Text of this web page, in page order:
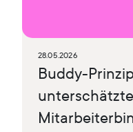
28.05.2026
Buddy-